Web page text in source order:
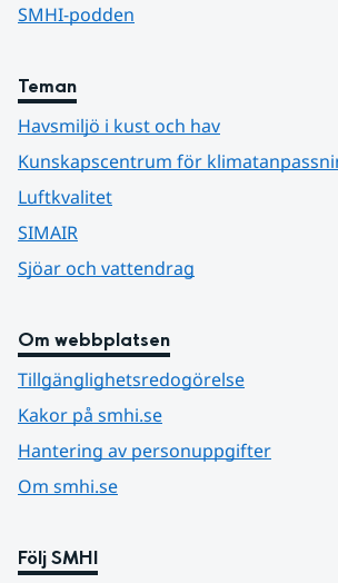
SMHI-podden
Teman
Havsmiljö i kust och hav
Kunskapscentrum för
Luftkvalitet
SIMAIR
Sjöar och vattendrag
Om webbplatsen
Tillgänglighetsredogörelse
Kakor på smhi.se
Hantering av personuppgifter
Om smhi.se
Följ SMHI